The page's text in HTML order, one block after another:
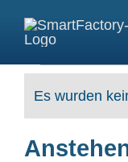
content
Es wurden